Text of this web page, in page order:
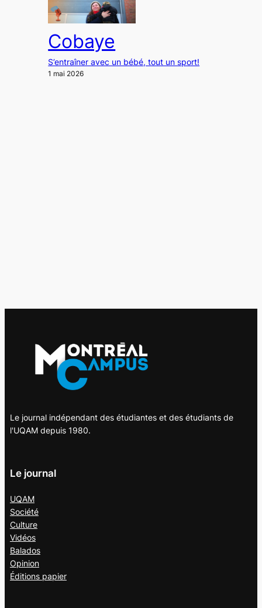
Cobaye
S’entraîner avec un bébé, tout un sport!
1 mai 2026
Le journal indépendant des étudiantes et des étudiants de
l'UQAM depuis 1980.
Le journal
UQAM
Société
Culture
Vidéos
Balados
Opinion
Éditions papier